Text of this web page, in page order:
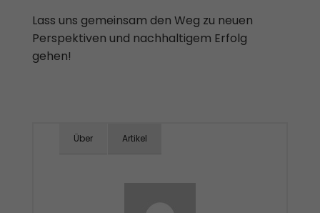
Lass uns gemeinsam den Weg zu neuen
Perspektiven und nachhaltigem Erfolg
gehen!
Über Artikel